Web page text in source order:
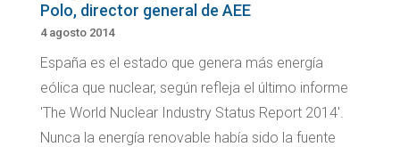
Polo, director general de AEE
4 agosto 2014
España es el estado que genera más energía
eólica que nuclear, según refleja el último informe
'The World Nuclear Industry Status Report 2014'.
Nunca la energía renovable había sido la fuente